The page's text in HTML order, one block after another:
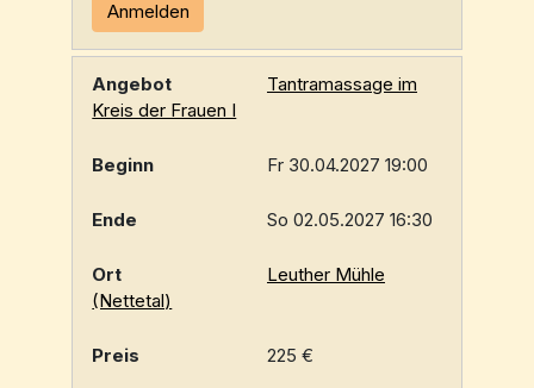
Anmelden
Tantramassage im
Kreis der Frauen I
Fr 30.04.2027 19:00
So 02.05.2027 16:30
Leuther Mühle
(Nettetal)
225 €